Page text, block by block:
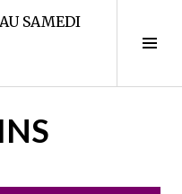
SAMEDI